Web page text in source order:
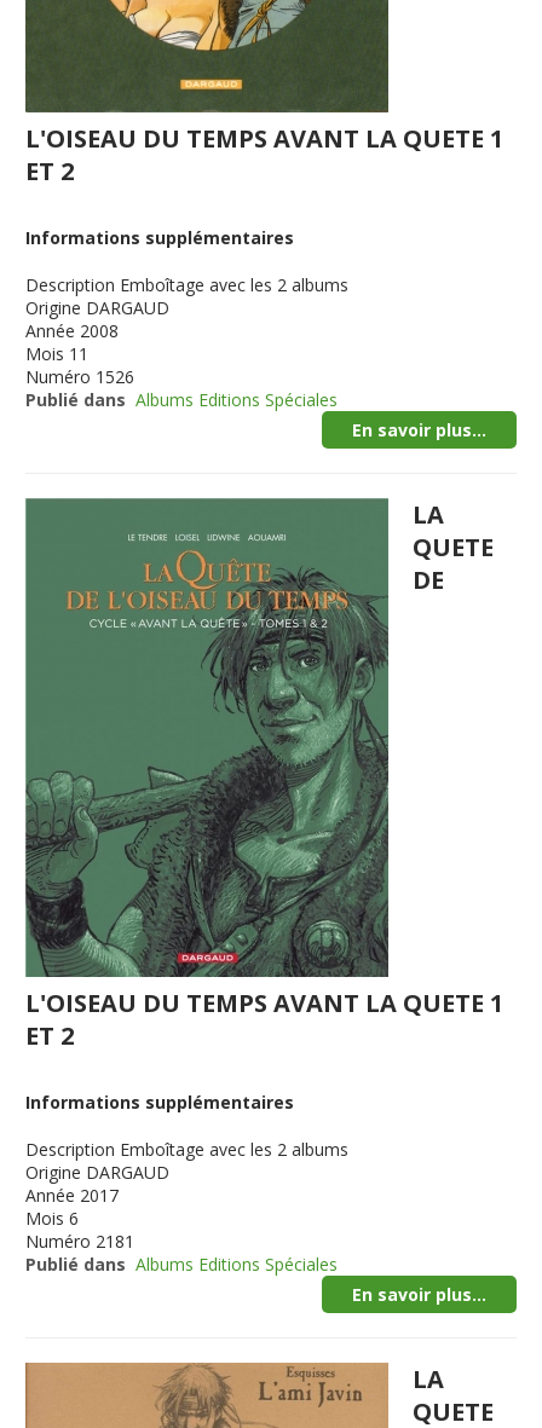
L'OISEAU DU TEMPS AVANT LA QUETE 1
ET 2
Informations supplémentaires
Description Emboîtage avec les 2 albums
Origine DARGAUD
Année 2008
Mois 11
Numéro 1526
Publié dans Albums Editions Spéciales
En savoir plus...
LA
QUETE
DE
L'OISEAU DU TEMPS AVANT LA QUETE 1
ET 2
Informations supplémentaires
Description Emboîtage avec les 2 albums
Origine DARGAUD
Année 2017
Mois 6
Numéro 2181
Publié dans Albums Editions Spéciales
En savoir plus...
LA
QUETE